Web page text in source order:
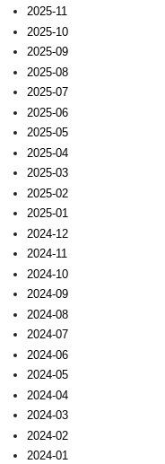
2025-11
2025-10
2025-09
2025-08
2025-07
2025-06
2025-05
2025-04
2025-03
2025-02
2025-01
2024-12
2024-11
2024-10
2024-09
2024-08
2024-07
2024-06
2024-05
2024-04
2024-03
2024-02
2024-01